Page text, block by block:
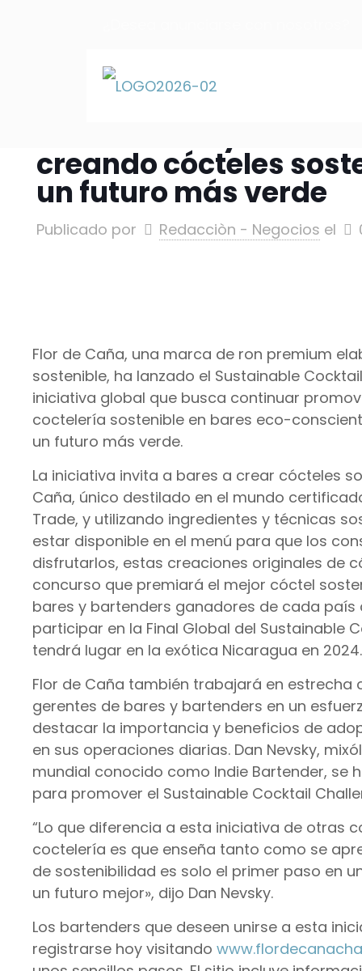
creando cócteles
un futuro más verde
Publicado por Redacciòn - Negocios el
Flor de Caña, una marca de ron premium
sostenible, ha lanzado el Sustainable
iniciativa global que busca continuar
coctelería sostenible en bares eco-
un futuro más verde.
La iniciativa invita a bares a crear cócteles
Caña, único destilado en el mundo
Trade, y utilizando ingredientes y técnicas
estar disponible en el menú para que los
disfrutarlos, estas creaciones originales de
concurso que premiará el mejor cóctel
bares y bartenders ganadores de cada
participar en la Final Global del Sustainable
tendrá lugar en la exótica Nicaragua en 2024.
Flor de Caña también trabajará en estrecha
gerentes de bares y bartenders en un
destacar la importancia y beneficios de
en sus operaciones diarias. Dan Nevsky,
mundial conocido como Indie Bartender, se
para promover el Sustainable Cocktail
“Lo que diferencia a esta iniciativa de otras
coctelería es que enseña tanto como se
de sostenibilidad es solo el primer paso en
un futuro mejor», dijo Dan Nevsky.
Los bartenders que deseen unirse a esta
registrarse hoy visitando